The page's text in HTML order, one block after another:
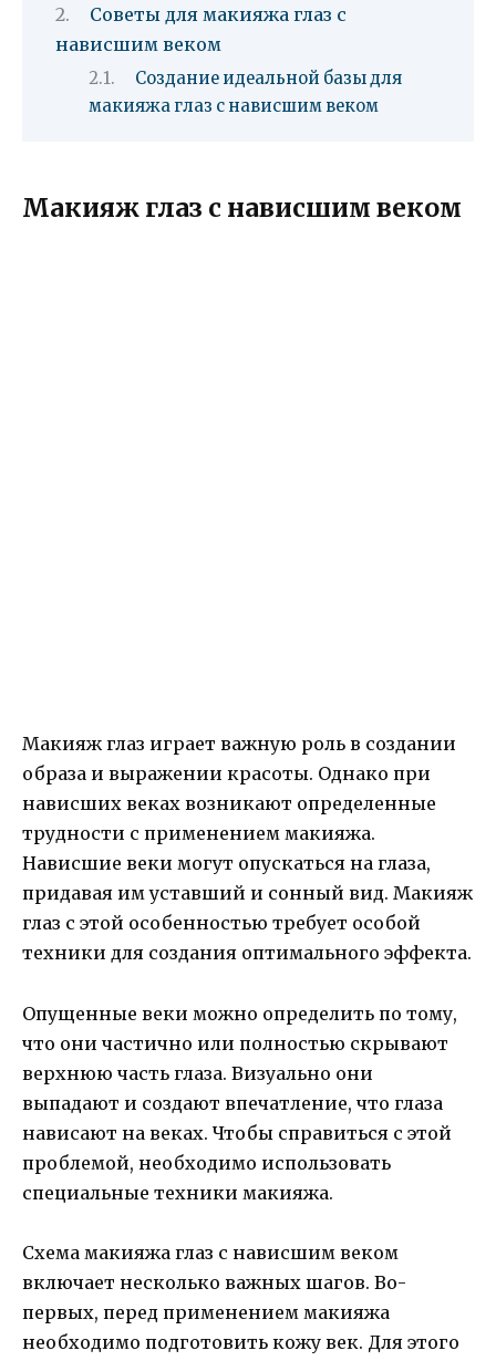
Советы для макияжа глаз с
нависшим веком
Создание идеальной базы для
макияжа глаз с нависшим веком
Макияж глаз с нависшим веком
Макияж глаз играет важную роль в создании
образа и выражении красоты. Однако при
нависших веках возникают определенные
трудности с применением макияжа.
Нависшие веки могут опускаться на глаза,
придавая им уставший и сонный вид. Макияж
глаз с этой особенностью требует особой
техники для создания оптимального эффекта.
Опущенные веки можно определить по тому,
что они частично или полностью скрывают
верхнюю часть глаза. Визуально они
выпадают и создают впечатление, что глаза
нависают на веках. Чтобы справиться с этой
проблемой, необходимо использовать
специальные техники макияжа.
Схема макияжа глаз с нависшим веком
включает несколько важных шагов. Во-
первых, перед применением макияжа
необходимо подготовить кожу век. Для этого